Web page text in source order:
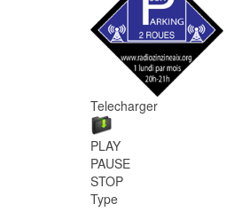
Telecharger
PLAY
PAUSE
STOP
Type